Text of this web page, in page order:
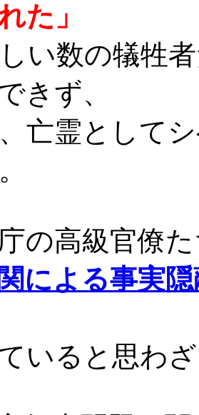
た」
い数の犠牲
きず、
亡霊として
の高級官僚
関による事実
いると思わ